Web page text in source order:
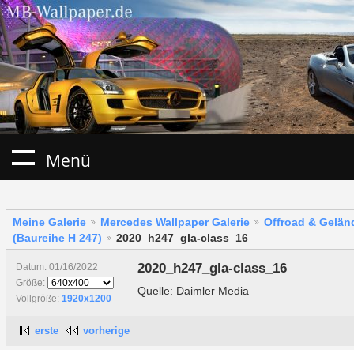
Menü
Meine Galerie Mercedes Wallpaper Galerie
Offroad &
(Baureihe H 247)
2020_h247_gla-class_16
Datum: 01/16/2022
Größe:
Vollgröße: 1920x1200
2020_h247_gla-class_16
Quelle: Daimler Media
erste vorherige